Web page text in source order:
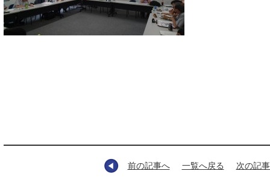
前の記事へ 一覧へ戻る 次の記